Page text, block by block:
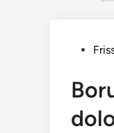
Posted